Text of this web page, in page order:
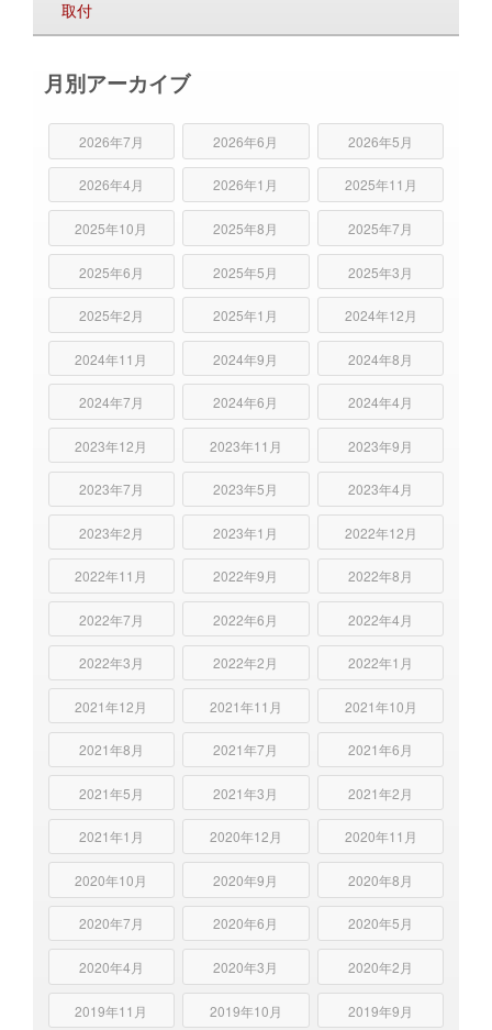
取付
月別アーカイブ
2026年7月 2026年6月 2026年5月
2026年4月 2026年1月 2025年11月
2025年10月 2025年8月 2025年7月
2025年6月 2025年5月 2025年3月
2025年2月 2025年1月 2024年12月
2024年11月 2024年9月 2024年8月
2024年7月 2024年6月 2024年4月
2023年12月 2023年11月 2023年9月
2023年7月 2023年5月 2023年4月
2023年2月 2023年1月 2022年12月
2022年11月 2022年9月 2022年8月
2022年7月 2022年6月 2022年4月
2022年3月 2022年2月 2022年1月
2021年12月 2021年11月 2021年10月
2021年8月 2021年7月 2021年6月
2021年5月 2021年3月 2021年2月
2021年1月 2020年12月 2020年11月
2020年10月 2020年9月 2020年8月
2020年7月 2020年6月 2020年5月
2020年4月 2020年3月 2020年2月
2019年11月 2019年10月 2019年9月